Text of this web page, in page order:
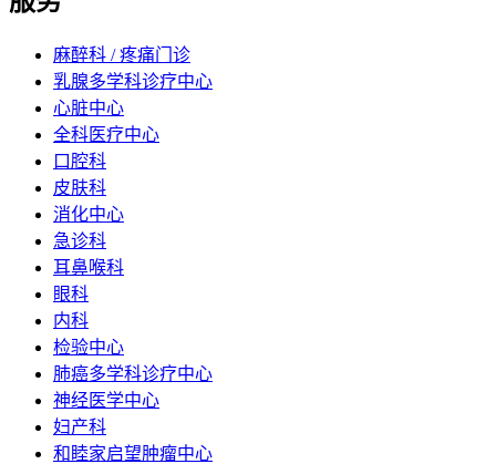
麻醉科 / 疼痛门诊
乳腺多学科诊疗中心
心脏中心
全科医疗中心
口腔科
皮肤科
消化中心
急诊科
耳鼻喉科
眼科
内科
检验中心
肺癌多学科诊疗中心
神经医学中心
妇产科
和睦家启望肿瘤中心